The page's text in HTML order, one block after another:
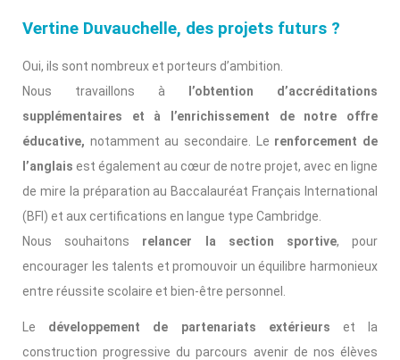
Vertine Duvauchelle, des projets futurs ?
Oui, ils sont nombreux et porteurs d’ambition.
Nous travaillons à
l’obtention d’accréditations
supplémentaires et à l’enrichissement de notre offre
éducative, notamment au secondaire. Le renforcement de
l’anglais est également au cœur de notre projet, avec en ligne
de mire la préparation au Baccalauréat Français International
(BFI) et aux certifications en langue type Cambridge.
Nous souhaitons relancer la section sportive, pour
encourager les talents et promouvoir un équilibre harmonieux
entre réussite scolaire et bien-être personnel.
Le développement de partenariats extérieurs et la
construction progressive du parcours avenir de nos élèves